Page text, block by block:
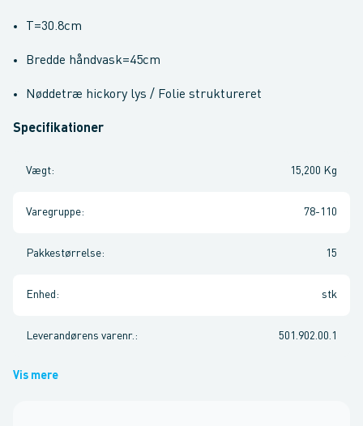
T=30.8cm
Bredde håndvask=45cm
Nøddetræ hickory lys / Folie struktureret
Specifikationer
Vægt: 15,200 Kg
Varegruppe: 78-110
Pakkestørrelse: 15
Enhed : stk
Leverandørens varenr. : 501.902.00.1
Vis mere